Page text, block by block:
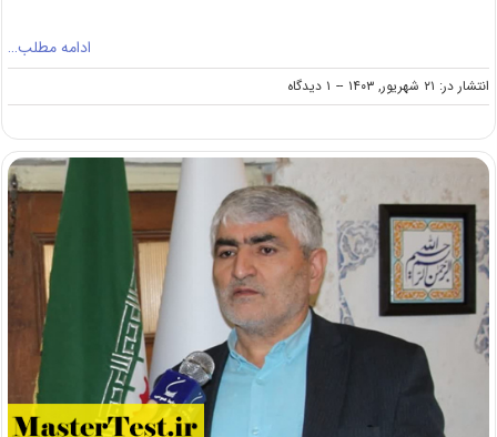
ادامه مطلب…
انتشار در: ۲۱ شهریور, ۱۴۰۳ -- ۱ دیدگاه
on
اعلام
و
نحوه
ثبت‌نام
پذیرفته
شدگان
کارشناسی
ارشد
۱۴۰۳
از
سوی
دانشگاه